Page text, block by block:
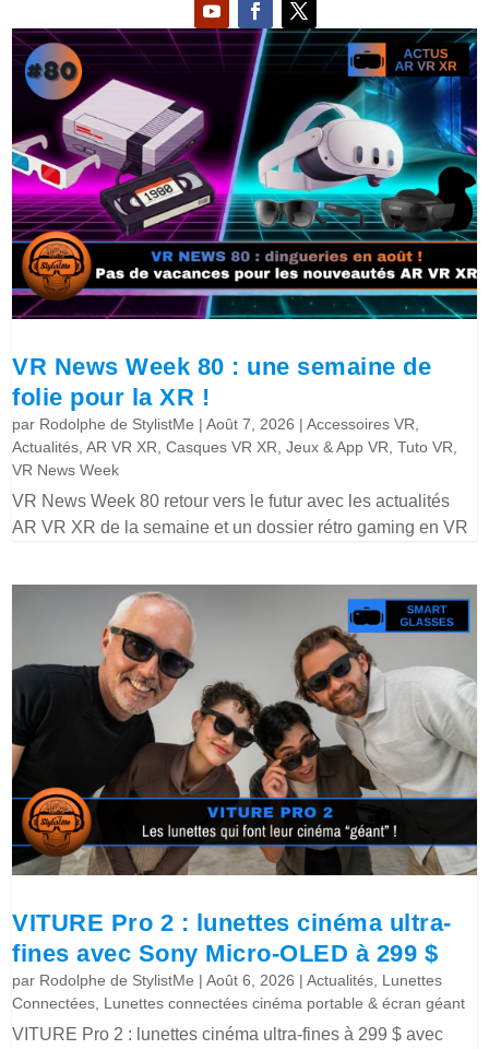
VR News Week 80 : une semaine de
folie pour la XR !
par Rodolphe de StylistMe |Août 7, 2026 |Accessoires VR
Actualités ,AR VR XR ,Casques VR XR ,Jeux & App VR ,Tuto VR
VR News Week
VR News Week 80 retour vers le futur avec les actualités
AR VR XR de la semaine et un dossier rétro gaming en VR
VITURE Pro 2 : lunettes cinéma ultra-
fines avec Sony Micro-OLED à 299 $
par Rodolphe de StylistMe |Août 6, 2026 |Actualités Lunettes
Connectées Lunettes connectées cinéma portable & écran géant
VITURE Pro 2 : lunettes cinéma ultra-fines à 299 $ avec